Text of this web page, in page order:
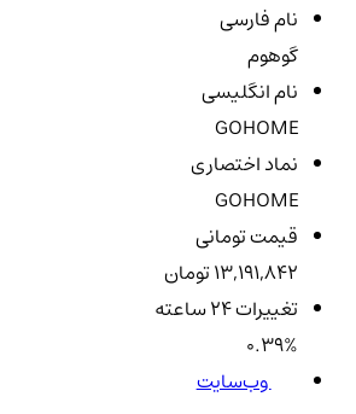
نام فارسی
گوهوم
نام انگلیسی
GOHOME
نماد اختصاری
GOHOME
قیمت تومانی
13,191,842 تومان
تغییرات ۲۴ ساعته
0.39%
وب‌سایت